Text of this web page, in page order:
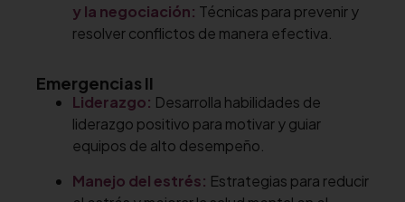
y la negociación: Técnicas para prevenir y
resolver conflictos de manera efectiva.
Emergencias II
Liderazgo: Desarrolla habilidades de
liderazgo positivo para motivar y guiar
equipos de alto desempeño.
Manejo del estrés: Estrategias para reducir